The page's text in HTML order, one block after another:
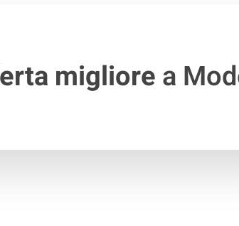
migliorea